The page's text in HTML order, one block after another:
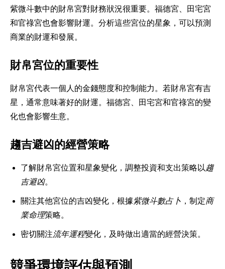
紫微斗數中的財帛宮對財務狀況很重要。福德宮、田宅宮
和官祿宮也會影響財運。分析這些宮位的星象，可以預測
商業的財運和發展。
財帛宮位的重要性
財帛宮代表一個人的金錢態度和控制能力。若財帛宮有吉
星，通常意味著好的財運。福德宮、田宅宮和官祿宮的變
化也會影響生意。
趨吉避凶的經營策略
了解財帛宮位置和星象變化，調整投資和支出策略以 趨
吉避凶。
關注其他宮位的吉凶變化，根據紫微斗數占卜 ，制定商
業命理策略。
密切關注流年運程變化，及時做出適當的經營決策。